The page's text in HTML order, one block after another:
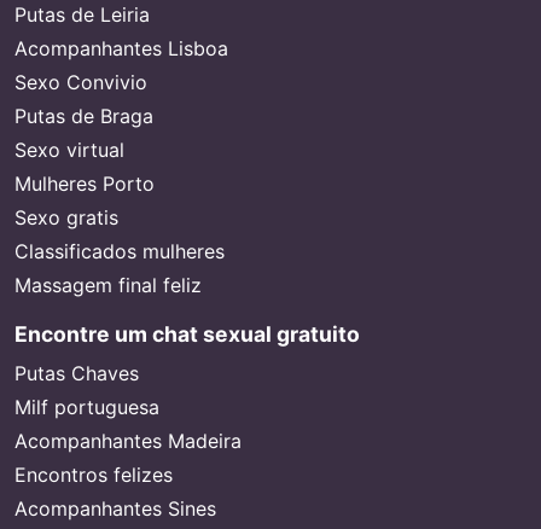
Putas de Leiria
Acompanhantes Lisboa
Sexo Convivio
Putas de Braga
Sexo virtual
Mulheres Porto
Sexo gratis
Classificados mulheres
Massagem final feliz
Encontre um chat sexual gratuito
Putas Chaves
Milf portuguesa
Acompanhantes Madeira
Encontros felizes
Acompanhantes Sines